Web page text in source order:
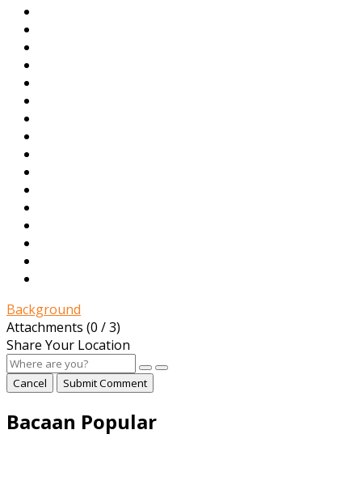
Background
Attachments (0 / 3)
Share Your Location
Cancel Submit Comment
Bacaan Popular